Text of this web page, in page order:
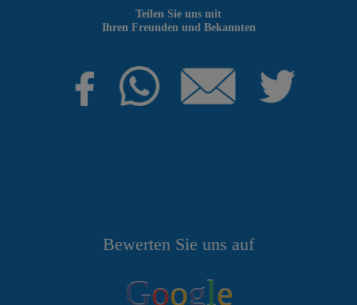
Bewerten Sie uns auf
Google
Teilen Sie uns mit
Ihren Freunden und Bekannten